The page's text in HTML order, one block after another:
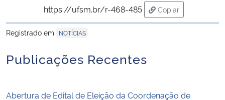
https://ufsm.br/r-468-485
Copiar
para área de
Registrado em
NOTÍCIAS
Publicações Recentes
Abertura de Edital de Eleição da Coordenação de